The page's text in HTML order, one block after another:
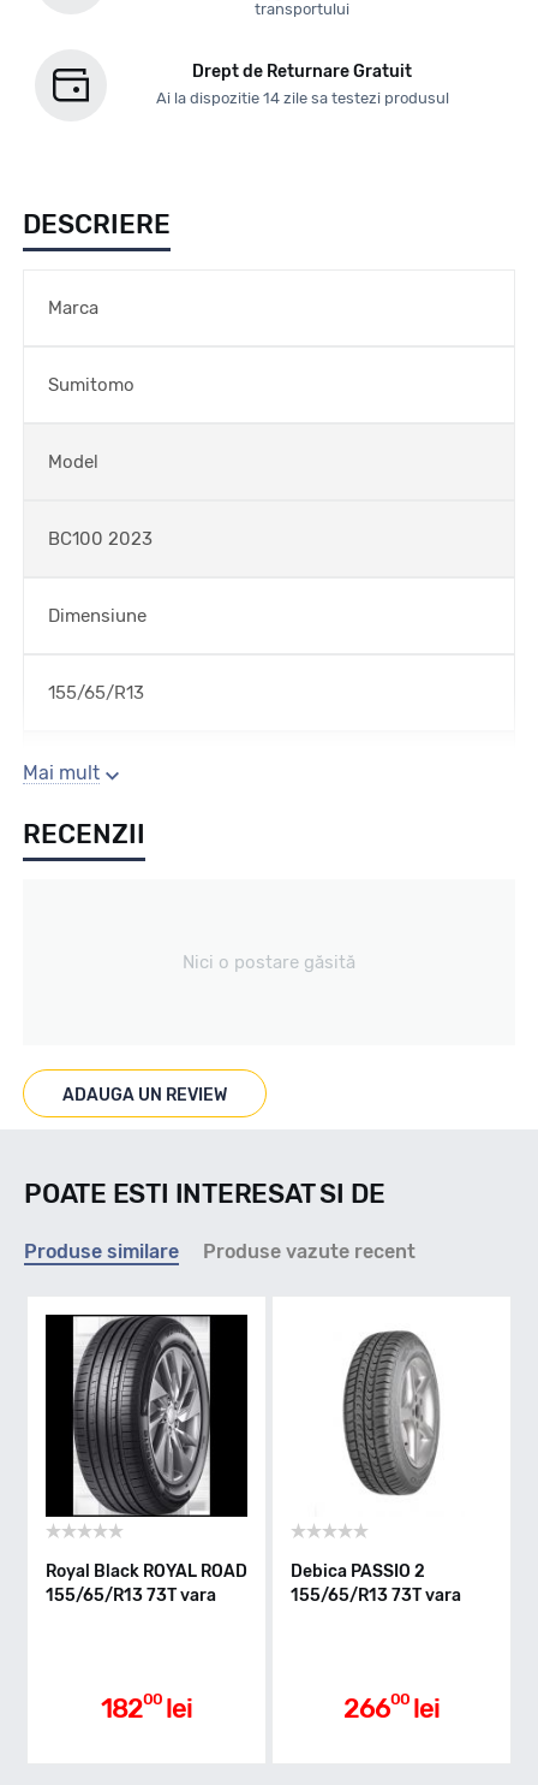
transportului
Drept de Returnare Gratuit
Ai la dispozitie 14 zile sa testezi produsul
DESCRIERE
Marca
Sumitomo
Model
BC100 2023
Dimensiune
155/65/R13
Sezon
Vara
Marcaje
Indice greutate
Clasa de eficienta
D
Mai mult
RECENZII
Nici o postare găsită
ADAUGA UN REVIEW
POATE ESTI INTERESAT SI DE
Produse similare Produse vazute recent
Royal Black ROYAL ROAD
155/65/R13 73T vara
18200 lei
Debica PASSIO 2
155/65/R13 73T vara
26600 lei